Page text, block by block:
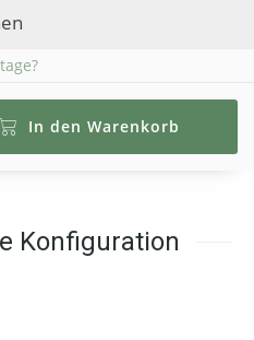
In den Warenkorb
Konfiguration